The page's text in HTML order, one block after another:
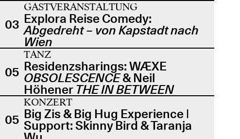
03
GASTVERANSTALTUNG
Explora Reise Comedy:
Abgedreht – von Kapstadt nach
Wien
05
TANZ
Residenzsharings: WÆXE
OBSOLESCENCE& Neil
Höhener THE IN BETWEEN
05
KONZERT
Big Zis & Big Hug Experience |
Support: Skinny Bird & Taranja